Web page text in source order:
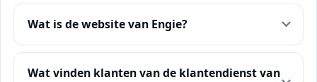
Wat is de website van Engie?
Wat vinden klanten van de klantendienst van